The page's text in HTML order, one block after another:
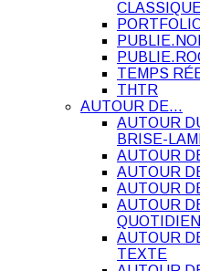
TEMPS
THTR
AUTOUR DE…
AUTOUR
BRISE-
AUTOUR
AUTOUR
AUTOUR
AUTOUR
QUOTIDIEN
AUTOUR
TEXTE